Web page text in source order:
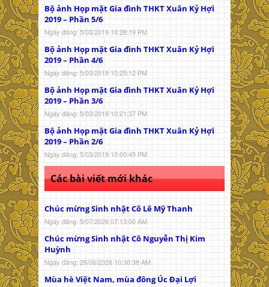
Bộ ảnh Họp mặt Gia đình THKT Xuân Kỷ Hợi
2019 – Phần 5/6
Ngày đăng: 5/03/2019 10:28:19 PM
Bộ ảnh Họp mặt Gia đình THKT Xuân Kỷ Hợi
2019 – Phần 4/6
Ngày đăng: 5/03/2019 10:25:12 PM
Bộ ảnh Họp mặt Gia đình THKT Xuân Kỷ Hợi
2019 – Phần 3/6
Ngày đăng: 5/03/2019 10:21:37 PM
Bộ ảnh Họp mặt Gia đình THKT Xuân Kỷ Hợi
2019 – Phần 2/6
Ngày đăng: 5/03/2019 10:00:45 PM
Các bài viết mới khác
Chúc mừng Sinh nhật Cô Lê Mỹ Thanh
Ngày đăng: 5/07/2026 07:13:00 AM
Chúc mừng Sinh nhật Cô Nguyễn Thị Kim
Huỳnh
Ngày đăng: 26/06/2026 10:30:38 AM
Mùa hè Việt Nam, mùa đông Úc Đại Lợi